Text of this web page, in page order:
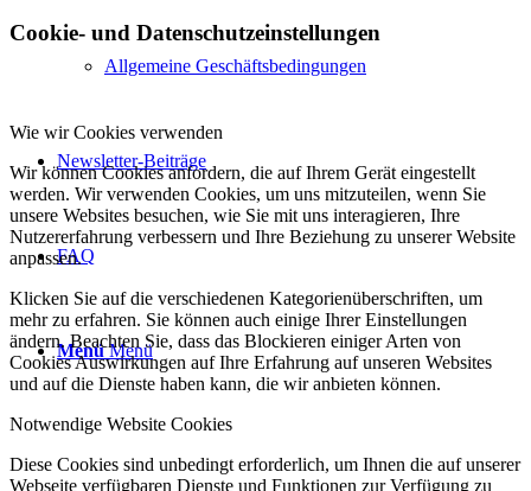
Allgemeine Geschäftsbedingungen
Newsletter-Beiträge
FAQ
Menü Menü
Cookie- und Datenschutzeinstellungen
Wie wir Cookies verwenden
Wir können Cookies anfordern, die auf Ihrem Gerät eingestellt
werden. Wir verwenden Cookies, um uns mitzuteilen, wenn Sie
unsere Websites besuchen, wie Sie mit uns interagieren, Ihre
Nutzererfahrung verbessern und Ihre Beziehung zu unserer Website
anpassen.
Klicken Sie auf die verschiedenen Kategorienüberschriften, um
mehr zu erfahren. Sie können auch einige Ihrer Einstellungen
ändern. Beachten Sie, dass das Blockieren einiger Arten von
Cookies Auswirkungen auf Ihre Erfahrung auf unseren Websites
und auf die Dienste haben kann, die wir anbieten können.
Notwendige Website Cookies
Diese Cookies sind unbedingt erforderlich, um Ihnen die auf unserer
Webseite verfügbaren Dienste und Funktionen zur Verfügung zu